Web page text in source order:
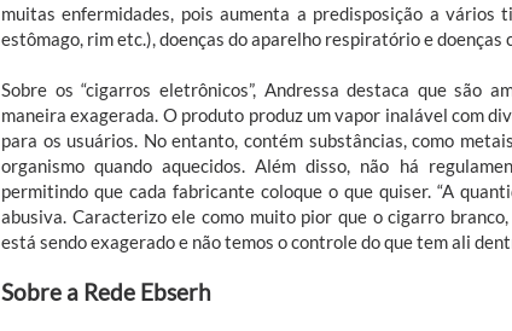
muitas enfermidades, pois aumenta a predisposição a vários
estômago, rim etc.), doenças do aparelho respiratório e doenças
Sobre os “cigarros eletrônicos”, Andressa destaca que são
maneira exagerada. O produto produz um vapor inalável com
para os usuários. No entanto, contém substâncias, como
organismo quando aquecidos. Além disso, não há
permitindo que cada fabricante coloque o que quiser. “A
abusiva. Caracterizo ele como muito pior que o cigarro
está sendo exagerado e não temos o controle do que tem ali
Sobre a Rede Ebserh